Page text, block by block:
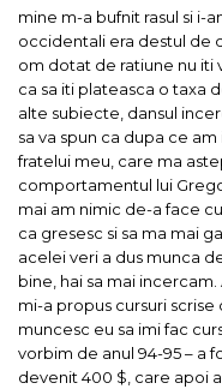
mine m-a bufnit rasul si i-
occidentali era destul de
om dotat de ratiune nu iti
ca sa iti plateasca o taxa
alte subiecte, dansul
sa va spun ca dupa ce
fratelui meu, care ma
comportamentul lui
mai am nimic de-a face
ca gresesc si sa ma mai
acelei veri a dus munca
bine, hai sa mai
mi-a propus cursuri scrise
muncesc eu sa imi fac
vorbim de anul 94-95 – a
devenit 400 $, care apoi